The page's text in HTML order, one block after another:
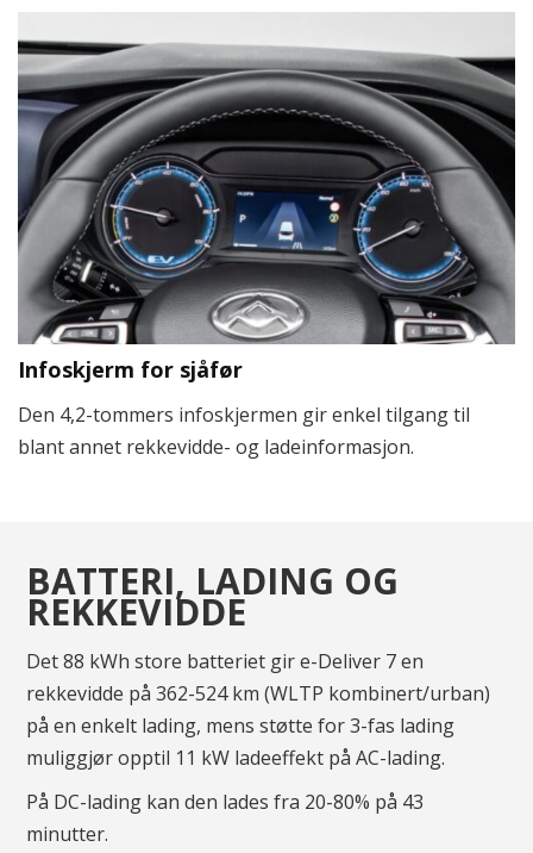
Infoskjerm for sjåfør
Den 4,2-tommers infoskjermen gir enkel tilgang til
blant annet rekkevidde- og ladeinformasjon.
BATTERI, LADING OG
REKKEVIDDE
Det 88 kWh store batteriet gir e-Deliver 7 en
rekkevidde på 362-524 km (WLTP kombinert/urban)
på en enkelt lading, mens støtte for 3-fas lading
muliggjør opptil 11 kW ladeeffekt på AC-lading.
På DC-lading kan den lades fra 20-80% på 43
minutter.